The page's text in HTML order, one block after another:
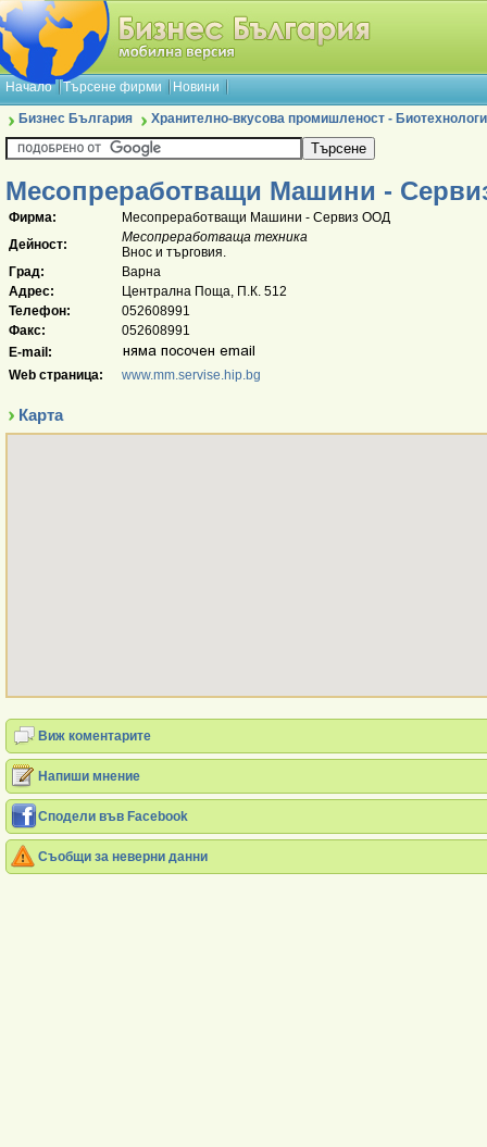
Начало Търсене фирми Новини
Бизнес България Хранително-вкусова промишленост -
Месопреработващи Машини -
Фирма:
Месопреработващи Машини - Сервиз ООД
Дейност:
Месопреработваща техника
Внос и търговия.
Град:
Варна
Адрес:
Централна Поща, П.К. 512
Телефон:
052608991
Факс:
052608991
E-mail:
Web страница:
www.mm.servise.hip.bg
Карта
Виж коментарите
Напиши мнение
Сподели във Facebook
Съобщи за неверни данни